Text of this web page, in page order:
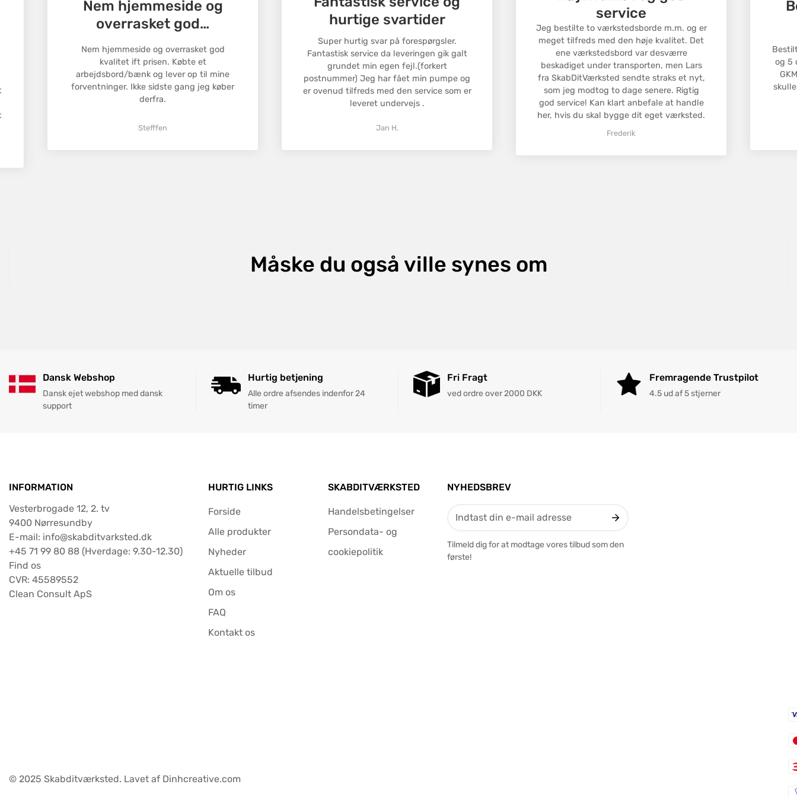
en returnering, og vi hjælper dig med processen.
Returneringsomkostningerne dækkes af kunden, medmindre der er
tale om en fejlbehæftet vare.
Nem hjemmeside og
overrasket god…
Nem hjemmeside og overrasket god
kvalitet ift prisen. Købte et
arbejdsbord/bænk og lever op til mine
forventninger. Ikke sidste gang jeg køber
derfra.
Stefffen
hurtige svartider
Super hurtig svar på forespørgsler.
Fantastisk service da leveringen gik galt
grundet min egen fejl.(forkert
postnummer) Jeg har fået min pumpe og
er ovenud tilfreds med den service som er
leveret undervejs .
Jan H.
service
Jeg bestilte to værkstedsborde m.m. og er
meget tilfreds med den høje kvalitet. Det
ene værkstedsbord var desværre
beskadiget under transporten, men Lars
fra SkabDitVærksted sendte straks et nyt,
som jeg modtog to dage senere. Rigtig
god service! Kan klart anbefale at handle
her, hvis du skal bygge dit eget værksted.
Frederik
og 5
Måske du også ville synes om
Dansk Webshop
Dansk ejet webshop med dansk
support
Hurtig betjening
Alle ordre afsendes indenfor 24
timer
Fri Fragt
ved ordre over 2000 DKK
Fremragende Trustpilot
4.5 ud af 5 stjerner
INFORMATION
Vesterbrogade 12, 2. tv
9400 Nørresundby
E-mail: info@skabditvarksted.dk
+45 71 99 80 88 (Hverdage: 9.30-12.30)
Find os
CVR: 45589552
Clean Consult ApS
HURTIG LINKS
Forside
Alle produkter
Nyheder
Aktuelle tilbud
Om os
FAQ
Kontakt os
SKABDITVÆRKSTED
Handelsbetingelser
Persondata- og
cookiepolitik
NYHEDSBREV
Tilmeld dig for at modtage vores tilbud som den
første!
© 2025 Skabditværksted. Lavet af Dinhcreative.com
Confirm your age
Are you 18 years old or older?
No, I'm not Yes, I am